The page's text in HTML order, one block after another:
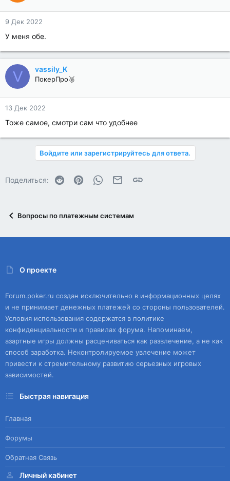
9 Дек 2022
У меня обе.
V vassily_K
ПокерПро🥈
13 Дек 2022
Тоже самое, смотри сам что удобнее
Войдите или зарегистрируйтесь для ответа.
Поделиться: Reddit PinterestWhatsAppЭлектронная почта
Ссылка
Вопросы по платежным системам
О проекте
Forum.poker.ru создан исключительно в информационных целях
и не принимает денежных платежей со стороны пользователей.
Условия использования содержатся в политике
конфиденциальности и правилах форума. Напоминаем,
азартные игры должны расцениваться как развлечение, а не как
способ заработка. Неконтролируемое увлечение может
привести к стремительному развитию серьезных игровых
зависимостей.
Быстрая навигация
Главная
Форумы
Обратная Связь
Личный кабинет